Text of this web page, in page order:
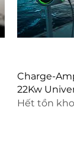
Charge-
22Kw
Hết tồn kho